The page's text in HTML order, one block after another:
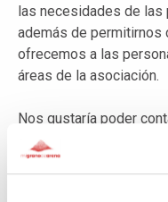
las necesidades de
además de permitirnos
ofrecemos a las
áreas de la asociación.
Nos gustaría poder
para que nuestra
disponible más